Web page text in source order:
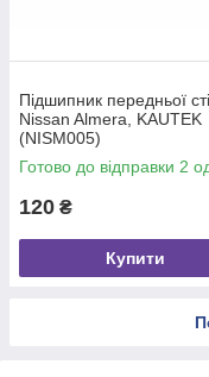
Підшипник передньої
Nissan Almera, KAUTEK
(NISM005)
Готово до відправки 2
120 ₴
Купити